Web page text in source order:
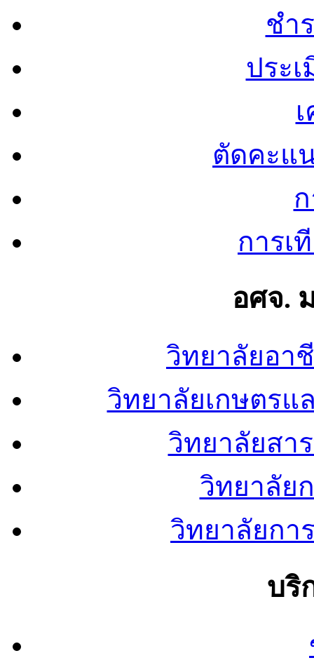
ชำ
ประ
ตัดคะแ
การเ
อศจ.
วิทยาลัยอา
วิทยาลัยเกษตรแ
วิทยาลัยสา
วิทยาลัย
วิทยาลัยก
บริ